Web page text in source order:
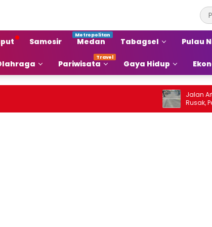
Samosir Medan Tabagsel Pulau
Pariwisata Gaya Hidup
Jalan Arteri
Rusak,